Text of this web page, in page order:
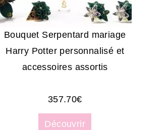
Bouquet Serpentard mariage
Harry Potter personnalisé et
accessoires assortis
357.70€
Découvrir